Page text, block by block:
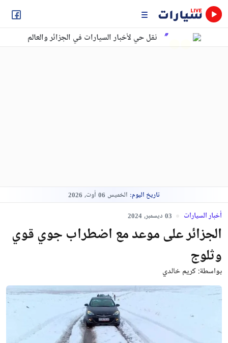
نقل حي لأخبار السيارات في الجزائر والعالم
تاريخ اليوم: الخميس 06 أوت, 2026
أخبار السيارات 03 ديسمبر, 2024
الجزائر على موعد مع اضطراب جوي قوي
وثلوج
بواسطة:كريم خالدي